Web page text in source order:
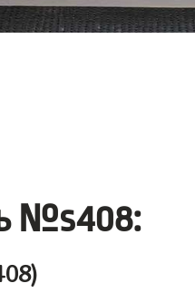
№s408: